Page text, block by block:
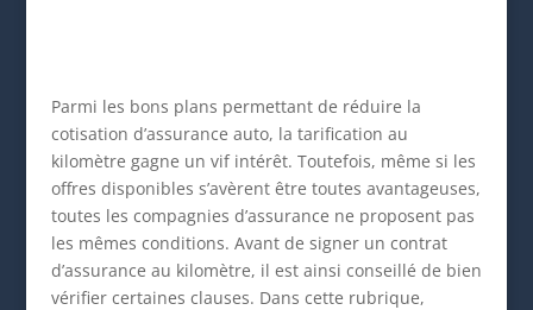
Parmi les bons plans permettant de réduire la
cotisation d’assurance auto, la tarification au
kilomètre gagne un vif intérêt. Toutefois, même si les
offres disponibles s’avèrent être toutes avantageuses,
toutes les compagnies d’assurance ne proposent pas
les mêmes conditions. Avant de signer un contrat
d’assurance au kilomètre, il est ainsi conseillé de bien
vérifier certaines clauses. Dans cette rubrique,